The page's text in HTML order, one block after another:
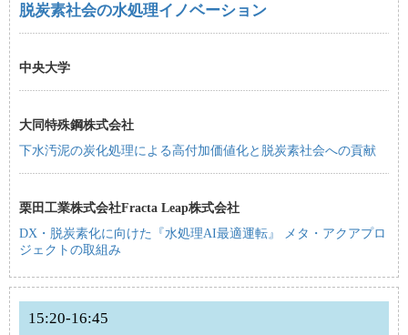
脱炭素社会の水処理イノベーション
中央大学
大同特殊鋼株式会社
下水汚泥の炭化処理による高付加価値化と脱炭素社会への貢献
栗田工業株式会社Fracta Leap株式会社
DX・脱炭素化に向けた『水処理AI最適運転』 メタ・アクアプロ
ジェクトの取組み
15:20-16:45